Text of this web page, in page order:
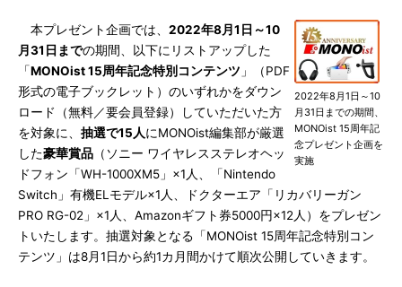
2022年8月1日～10
月31日までの期間、
MONOist 15周年記
念プレゼント企画を
実施
本プレゼント企画では、 2022年8月1日～10
月31日までの期間、以下にリストアップした
「MONOist 15周年記念特別コンテンツ 」（PDF
形式の電子ブックレット）のいずれかをダウン
ロード（無料／要会員登録）していただいた方
を対象に、 抽選で15人にMONOist編集部が厳選
した豪華賞品 （ソニー ワイヤレスステレオヘッ
ドフォン「WH-1000XM5」×1人、「Nintendo
Switch」有機ELモデル×1人、ドクターエア「リカバリーガン
PRO RG-02」×1人、Amazonギフト券5000円×12人）をプレゼン
トいたします。抽選対象となる「MONOist 15周年記念特別コン
テンツ」は8月1日から約1カ月間かけて順次公開していきます。